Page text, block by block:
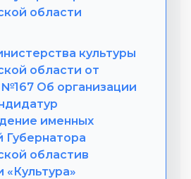
области
культуры
области от
№167 Об организации
именных
Губернатора
областив
«Культура»